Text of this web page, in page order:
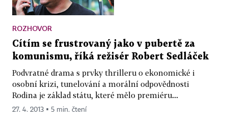
ROZHOVOR
Cítím se frustrovaný jako v pubertě za
komunismu, říká režisér Robert Sedláček
Podvratné drama s prvky thrilleru o ekonomické i
osobní krizi, tunelování a morální odpovědnosti
Rodina je základ státu, které mělo premiéru...
27. 4. 2013 ▪ 5 min. čtení